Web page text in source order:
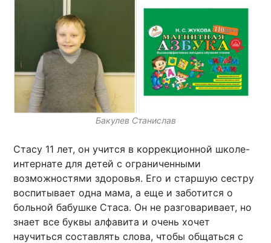
Бакулев Станислав
Стасу 11 лет, он учится в коррекционной школе-
интернате для детей с ограниченными
возможностями здоровья. Его и старшую сестру
воспитывает одна мама, а еще и заботится о
больной бабушке Стаса. Он не разговаривает, но
знает все буквы алфавита и очень хочет
научиться составлять слова, чтобы общаться с